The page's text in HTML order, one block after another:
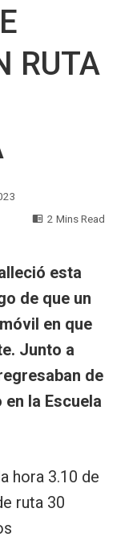
RUTA
2 Mins Read
esta
de que un
en que
Junto a
de
la Escuela
hora 3.10 de
ruta 30